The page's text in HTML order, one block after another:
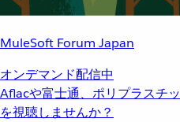
MuleSoft Forum Japan
オンデマンド配信中
Aflacや富士通、ポリプラスチ
を視聴しませんか？